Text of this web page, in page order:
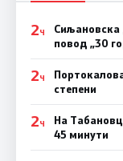
2Ч
Сиљановска
повод „30
2Ч
степени
2Ч
На
45 минути